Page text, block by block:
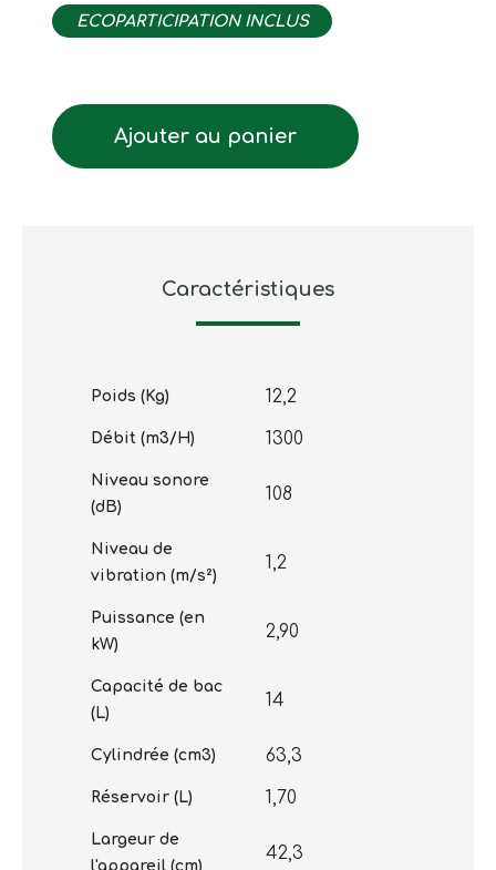
ECOPARTICIPATION INCLUS
Ajouter au panier
Caractéristiques
Poids (Kg) 12,2
Débit (m3/H) 1300
Niveau sonore
(dB)
108
Niveau de
vibration (m/s²)
1,2
Puissance (en
kW)
2,90
Capacité de bac
(L)
14
Cylindrée (cm3) 63,3
Réservoir (L) 1,70
Largeur de
l'appareil (cm)
42,3